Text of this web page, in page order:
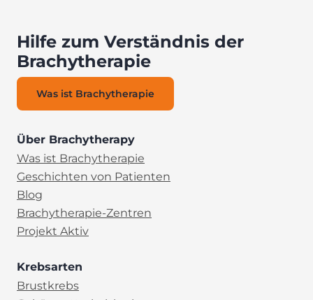
Hilfe zum Verständnis der
Brachytherapie
Was ist Brachytherapie
Über Brachytherapy
Was ist Brachytherapie
Geschichten von Patienten
Blog
Brachytherapie-Zentren
Projekt Aktiv
Krebsarten
Brustkrebs